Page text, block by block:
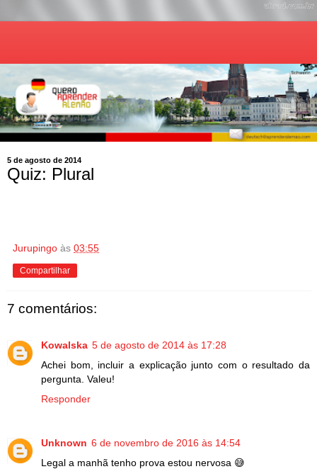
5 de agosto de 2014
Quiz: Plural
Jurupingo às 03:55
Compartilhar
7 comentários:
Kowalska 5 de agosto de 2014 às 17:28
Achei bom, incluir a explicação junto com o resultado da
pergunta. Valeu!
Responder
Unknown 6 de novembro de 2016 às 14:54
Legal a manhã tenho prova estou nervosa 😅